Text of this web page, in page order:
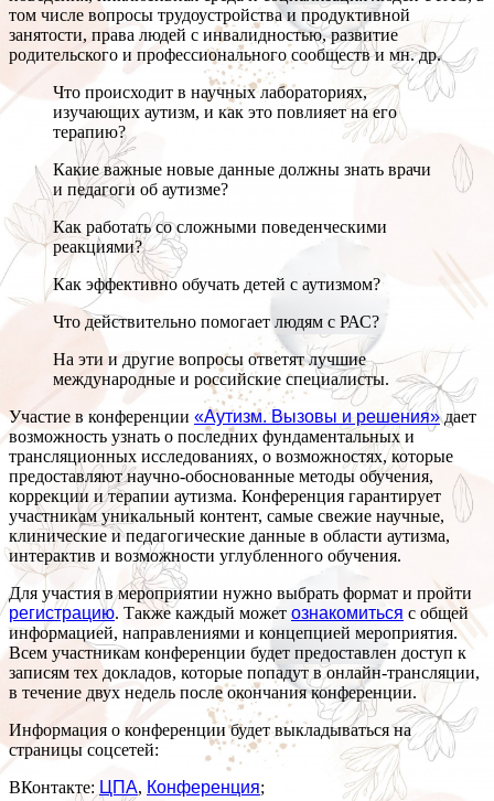
том числе вопросы трудоустройства и продуктивной
занятости, права людей с инвалидностью, развитие
родительского и профессионального сообществ и мн. др.
Что происходит в научных лабораториях,
изучающих аутизм, и как это повлияет на его
терапию?
Какие важные новые данные должны знать врачи
и педагоги об аутизме?
Как работать со сложными поведенческими
реакциями?
Как эффективно обучать детей с аутизмом?
Что действительно помогает людям с РАС?
На эти и другие вопросы ответят лучшие
международные и российские специалисты.
Участие в конференции «Аутизм. Вызовы и решения»дает
возможность узнать о последних фундаментальных и
трансляционных исследованиях, о возможностях, которые
предоставляют научно-обоснованные методы обучения,
коррекции и терапии аутизма. Конференция гарантирует
участникам уникальный контент, самые свежие научные,
клинические и педагогические данные в области аутизма,
интерактив и возможности углубленного обучения.
Для участия в мероприятии нужно выбрать формат и пройти
регистрацию. Также каждый может ознакомиться с общей
информацией, направлениями и концепцией мероприятия.
Всем участникам конференции будет предоставлен доступ к
записям тех докладов, которые попадут в онлайн-трансляции,
в течение двух недель после окончания конференции.
Информация о конференции будет выкладываться на
страницы соцсетей:
ВКонтакте: ЦПА, Конференция;